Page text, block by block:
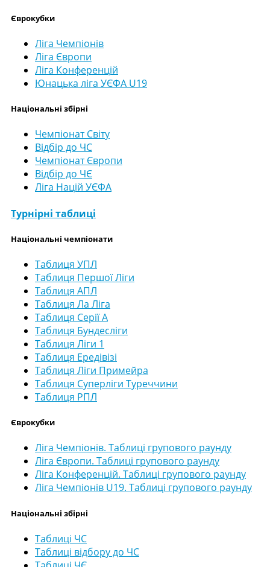
Єврокубки
Ліга Чемпіонів
Ліга Європи
Ліга Конференцій
Юнацька ліга УЄФА U19
Національні збірні
Чемпіонат Світу
Відбір до ЧС
Чемпіонат Європи
Відбір до ЧЄ
Ліга Націй УЄФА
Турнірні таблиці
Національні чемпіонати
Таблиця УПЛ
Таблиця Першої Ліги
Таблиця АПЛ
Таблиця Ла Ліга
Таблиця Серії А
Таблиця Бундесліги
Таблиця Ліги 1
Таблиця Ередівізі
Таблиця Ліги Примейра
Таблиця Суперліги Туреччини
Таблиця РПЛ
Єврокубки
Ліга Чемпіонів. Таблиці групового раунду
Ліга Європи. Таблиці групового раунду
Ліга Конференцій. Таблиці групового раунду
Ліга Чемпіонів U19. Таблиці групового раунду
Національні збірні
Таблиці ЧС
Таблиці відбору до ЧС